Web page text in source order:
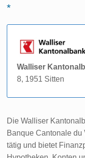
*
Walliser
8, 1951 Sitten
Die Walliser
Banque Cantonale
tätig und bietet